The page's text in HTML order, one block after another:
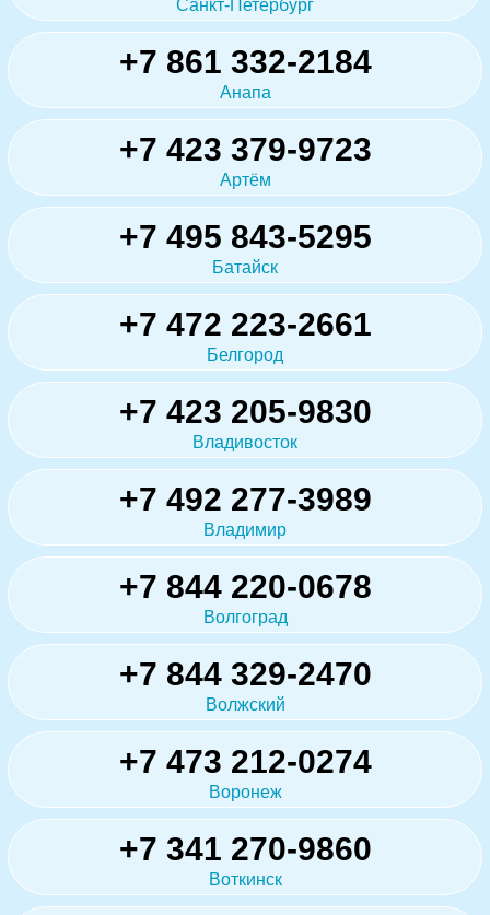
Санкт-Петербург
+7 861 332-2184
Анапа
+7 423 379-9723
Артём
+7 495 843-5295
Батайск
+7 472 223-2661
Белгород
+7 423 205-9830
Владивосток
+7 492 277-3989
Владимир
+7 844 220-0678
Волгоград
+7 844 329-2470
Волжский
+7 473 212-0274
Воронеж
+7 341 270-9860
Воткинск